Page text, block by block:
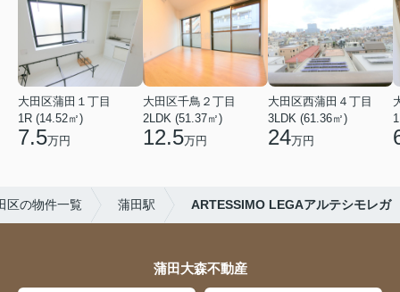
大田区蒲田１丁目
1R (14.52㎡)
7.5万円
大田区千鳥２丁目
2LDK (51.37㎡)
12.5万円
大田区西蒲田４丁目
3LDK (61.36㎡)
24万円
区の物件一覧 蒲田駅 ARTESSIMO LEGAアルテシモレガ
蒲田大森不動産